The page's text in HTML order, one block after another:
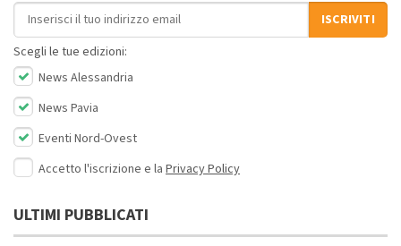
Indirizzo email
ISCRIVITI
Scegli le tue edizioni:
News Alessandria
News Pavia
Eventi Nord-Ovest
Accetto l'iscrizione e la Privacy Policy
ULTIMI PUBBLICATI